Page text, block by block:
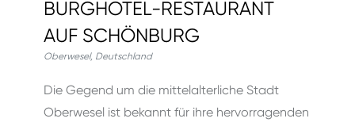
BURGHOTEL-RESTAURANT
AUF SCHÖNBURG
Oberwesel, Deutschland
Die Gegend um die mittelalterliche Stadt
Oberwesel ist bekannt für ihre hervorragenden